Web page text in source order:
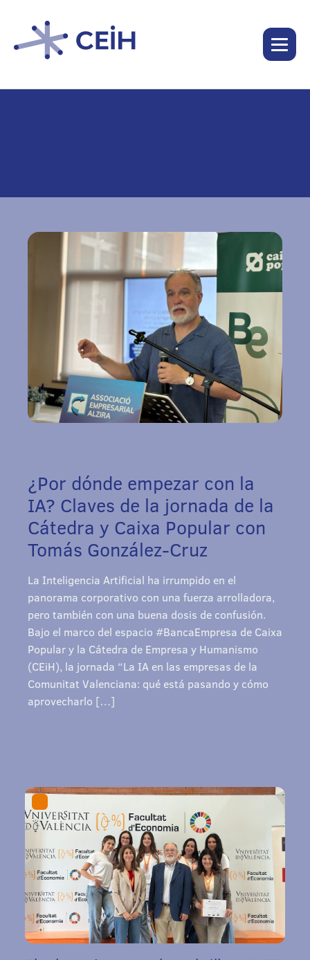
¿Por dónde empezar con la
IA? Claves de la jornada de la
Cátedra y Caixa Popular con
Tomás González-Cruz
La Inteligencia Artificial ha irrumpido en el
panorama corporativo con una fuerza arrolladora,
pero también con una buena dosis de confusión.
Bajo el marco del espacio #BancaEmpresa de Caixa
Popular y la Cátedra de Empresa y Humanismo
(CEiH), la jornada “La IA en las empresas de la
Comunitat Valenciana: qué está pasando y cómo
aprovecharlo […]